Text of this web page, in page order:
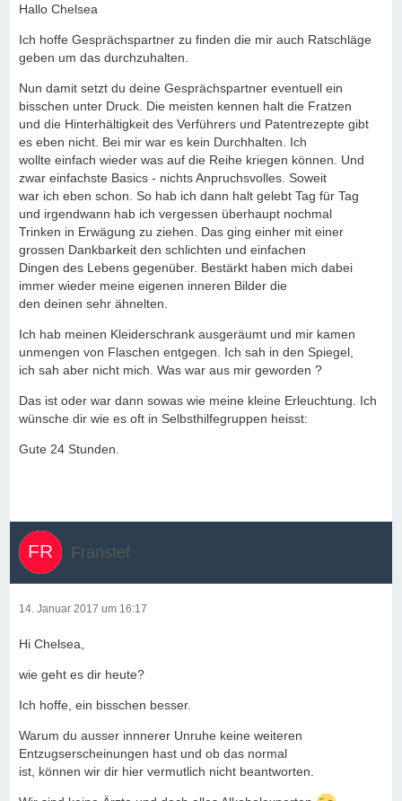
Hallo Chelsea
Ich hoffe Gesprächspartner zu finden die mir auch Ratschläge
geben um das durchzuhalten.
Nun damit setzt du deine Gesprächspartner eventuell ein
bisschen unter Druck. Die meisten kennen halt die Fratzen
und die Hinterhältigkeit des Verführers und Patentrezepte gibt
es eben nicht. Bei mir war es kein Durchhalten. Ich
wollte einfach wieder was auf die Reihe kriegen können. Und
zwar einfachste Basics - nichts Anpruchsvolles. Soweit
war ich eben schon. So hab ich dann halt gelebt Tag für Tag
und irgendwann hab ich vergessen überhaupt nochmal
Trinken in Erwägung zu ziehen. Das ging einher mit einer
grossen Dankbarkeit den schlichten und einfachen
Dingen des Lebens gegenüber. Bestärkt haben mich dabei
immer wieder meine eigenen inneren Bilder die
den deinen sehr ähnelten.
Ich hab meinen Kleiderschrank ausgeräumt und mir kamen
unmengen von Flaschen entgegen. Ich sah in den Spiegel,
ich sah aber nicht mich. Was war aus mir geworden ?
Das ist oder war dann sowas wie meine kleine Erleuchtung. Ich
wünsche dir wie es oft in Selbsthilfegruppen heisst:
Gute 24 Stunden.
Franstef
14. Januar 2017 um 16:17
Hi Chelsea,
wie geht es dir heute?
Ich hoffe, ein bisschen besser.
Warum du ausser innnerer Unruhe keine weiteren
Entzugserscheinungen hast und ob das normal
ist, können wir dir hier vermutlich nicht beantworten.